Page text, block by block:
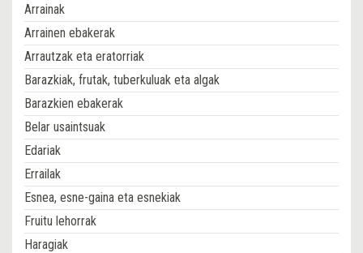
Arrainak
Arrainen ebakerak
Arrautzak eta eratorriak
Barazkiak, frutak, tuberkuluak eta algak
Barazkien ebakerak
Belar usaintsuak
Edariak
Errailak
Esnea, esne-gaina eta esnekiak
Fruitu lehorrak
Haragiak